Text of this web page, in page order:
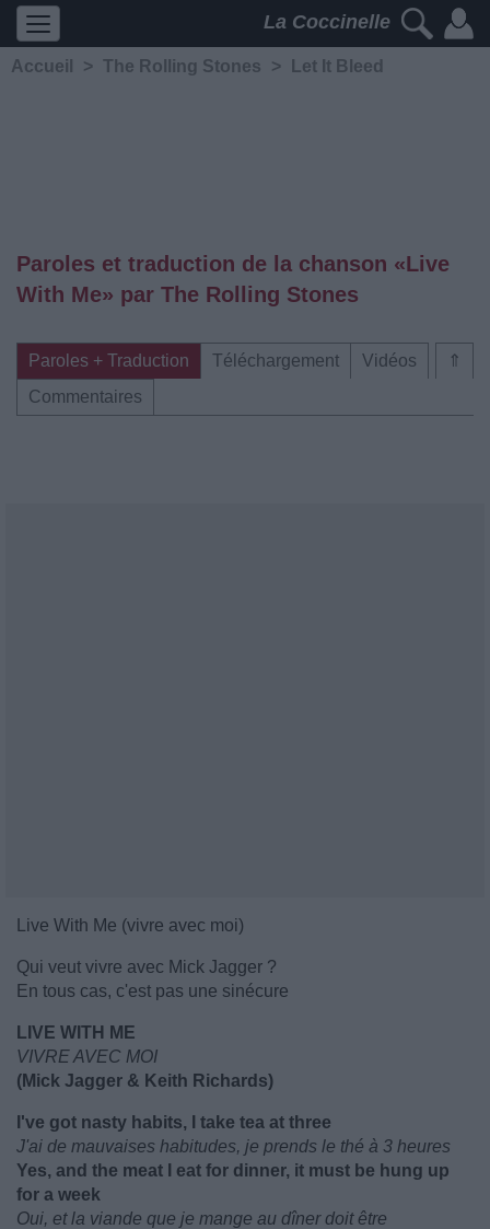
La Coccinelle
Accueil > The Rolling Stones > Let It Bleed
Paroles et traduction de la chanson «Live
With Me» par The Rolling Stones
⇑
Paroles + Traduction Téléchargement
Vidéos
Commentaires
Live With Me (vivre avec moi)
Qui veut vivre avec Mick Jagger ?
En tous cas, c'est pas une sinécure
LIVE WITH ME
VIVRE AVEC MOI
(Mick Jagger & Keith Richards)
I've got nasty habits, I take tea at three
J'ai de mauvaises habitudes, je prends le thé à 3 heures
Yes, and the meat I eat for dinner, it must be hung up
for a week
Oui, et la viande que je mange au dîner doit être